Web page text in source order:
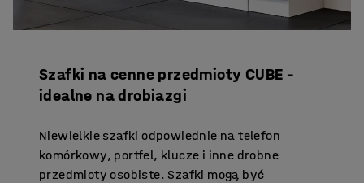
Szafki na cenne przedmioty CUBE –
idealne na drobiazgi
Niewielkie szafki odpowiednie na telefon
komórkowy, portfel, klucze i inne drobne
przedmioty osobiste. Szafki mogą być